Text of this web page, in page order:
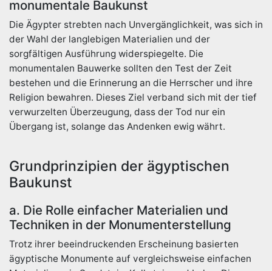
monumentale Baukunst
Die Ägypter strebten nach Unvergänglichkeit, was sich in
der Wahl der langlebigen Materialien und der
sorgfältigen Ausführung widerspiegelte. Die
monumentalen Bauwerke sollten den Test der Zeit
bestehen und die Erinnerung an die Herrscher und ihre
Religion bewahren. Dieses Ziel verband sich mit der tief
verwurzelten Überzeugung, dass der Tod nur ein
Übergang ist, solange das Andenken ewig währt.
Grundprinzipien der ägyptischen
Baukunst
a. Die Rolle einfacher Materialien und
Techniken in der Monumenterstellung
Trotz ihrer beeindruckenden Erscheinung basierten
ägyptische Monumente auf vergleichsweise einfachen